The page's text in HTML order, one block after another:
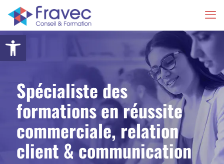
Ouvrir la barre d’outils
Spécialiste des
formations en réussite
commerciale, relation
client & communication